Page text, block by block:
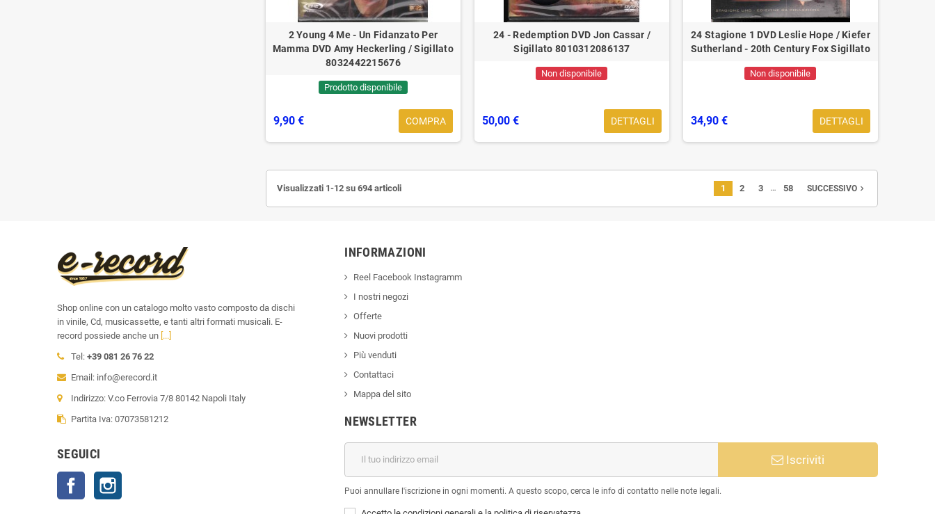
2 Young 4 Me - Un Fidanzato Per
Mamma DVD Amy Heckerling / Sigillato
8032442215676
Prodotto disponibile
9,90 € COMPRA
24 - Redemption DVD Jon Cassar /
Sigillato 8010312086137
Non disponibile
50,00 € DETTAGLI
24 Stagione 1 DVD Leslie Hope / Kiefer
Sutherland - 20th Century Fox Sigillato
Non disponibile
34,90 € DETTAGLI
Visualizzati 1-12 su 694 articoli 1 2 3 … 58 SUCCESSIVOnavigate_next
Shop online con un catalogo molto vasto composto da dischi
in vinile, Cd, musicassette, e tanti altri formati musicali. E-
record possiede anche un [...]
Tel: +39 081 26 76 22
Email: info@erecord.it
Indirizzo: V.co Ferrovia 7/8 80142 Napoli Italy
Partita Iva: 07073581212
SEGUICI
Facebook
INFORMAZIONI
Reel Facebook Instagramm
I nostri negozi
Offerte
Nuovi prodotti
Più venduti
Contattaci
Mappa del sito
NEWSLETTER
Iscriviti
Puoi annullare l'iscrizione in ogni momenti. A questo scopo, cerca le info di contatto nelle note legali.